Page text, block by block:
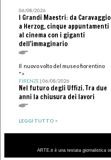
06/08/2026
I Grandi Maestri: da Caravaggio
a Herzog, cinque appuntamenti
al cinema con i giganti
dell'immaginario
Il nuovo volto del museo fiorentino
">
FIRENZE| 06/08/2026
Nel futuro degli Uffizi. Tra due
anni la chiusura dei lavori
LEGGI TUTTO >
ARTE.it è una testata giornalistica